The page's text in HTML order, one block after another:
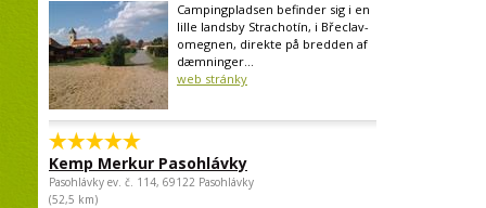
Campingpladsen befinder sig i en
lille landsby Strachotín, i Břeclav-
omegnen, direkte på bredden af
dæmninger...
web stránky
Kemp Merkur Pasohlávky
Pasohlávky ev. č. 114, 69122 Pasohlávky
(52,5 km)